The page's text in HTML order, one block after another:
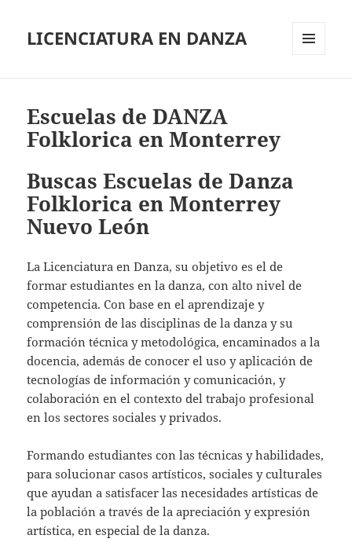
LICENCIATURA EN DANZA
Escuelas de DANZA
Folklorica en Monterrey
Buscas Escuelas de Danza
Folklorica en Monterrey
Nuevo León
La Licenciatura en Danza, su objetivo es el de
formar estudiantes en la danza, con alto nivel de
competencia. Con base en el aprendizaje y
comprensión de las disciplinas de la danza y su
formación técnica y metodológica, encaminados a la
docencia, además de conocer el uso y aplicación de
tecnologías de información y comunicación, y
colaboración en el contexto del trabajo profesional
en los sectores sociales y privados.
Formando estudiantes con las técnicas y habilidades,
para solucionar casos artísticos, sociales y culturales
que ayudan a satisfacer las necesidades artísticas de
la población a través de la apreciación y expresión
artística, en especial de la danza.